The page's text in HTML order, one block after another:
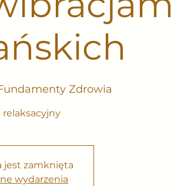
Zdrowia
relaksacyjny
jest zamknięta
wydarzenia